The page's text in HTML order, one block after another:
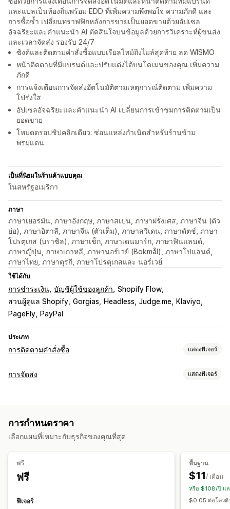
และแปลเป็นท้องถิ่นพร้อม EDD ที่เพิ่มความพึงพอใจ ความภักดี และ
การซื้อซ้ำ เปลี่ยนทราฟฟิกหลังการขายเป็นยอดขายด้วยอัปเซล
อัจฉริยะและคำแนะนำ AI ตัดสินใจบนข้อมูลด้วยการวิเคราะห์ผู้ขนส่ง
และเวลาจัดส่ง รองรับ 24/7
ซิงค์และติดตามคำสั่งซื้อแบบเรียลไทม์ถึงไมล์สุดท้าย ลด WISMO
หน้าติดตามที่มีแบรนด์และปรับแต่งได้บนโดเมนของคุณ เพิ่มความ
ภักดี
การแจ้งเตือนการจัดส่งอัตโนมัติตามเหตุการณ์ติดตาม เพิ่มความ
โปร่งใส
อัปเซลอัจฉริยะและคำแนะนำ AI เปลี่ยนการเข้าชมการติดตามเป็น
ยอดขาย
โหมดดรอปชิปคลิกเดียว: ซ่อนแหล่งกำเนิดสำหรับร้านข้าม
พรมแดน
เป็นที่นิยมในร้านค้าแบบคุณ
ในสหรัฐอเมริกา
ภาษา
ภาษาเยอรมัน, ภาษาอังกฤษ, ภาษาสเปน, ภาษาฝรั่งเศส, ภาษาจีน (ตัว
ย่อ), ภาษาอิตาลี, ภาษาจีน (ตัวเต็ม), ภาษาสวีเดน, ภาษาดัตช์, ภาษา
โปรตุเกส (บราซิล), ภาษาเช็ก, ภาษาเดนมาร์ก, ภาษาฟินแลนด์,
ภาษาญี่ปุ่น, ภาษาเกาหลี, ภาษานอร์เวย์ (Bokmål), ภาษาโปแลนด์,
ภาษาไทย, ภาษาตุรกี, ภาษาโปรตุเกสและ นอร์เวย์
ใช้ได้กับ
การชำระเงิน บัญชีผู้ใช้ของลูกค้า Shopify Flow
ส่วนผู้ดูแล Shopify Gorgias Headless Judge.me
Klaviyo
PageFly
PayPal
ประเภท
การติดตามคำสั่งซื้อ แสดงฟีเจอร์
การติดตาม
ผู้ขนส่งหลายราย
API
อีเมล
การแจ้งเตือนพนักงาน
การจัดส่ง แสดงฟีเจอร์
การเลือกผู้ขนส่ง
หน้าติดตามแบรนด์
การแจ้งเตือนทางอีเมล
การวิเคราะห์การจัดส่ง
การกำหนดราคา
เลือกแผนที่เหมาะกับธุรกิจของคุณที่สุด
ฟรี
ฟรี
ฟีเจอร์
พื้นฐาน
$11/ เดือน
หรือ $108/ปี แ
$0.05 ต่อโควต้